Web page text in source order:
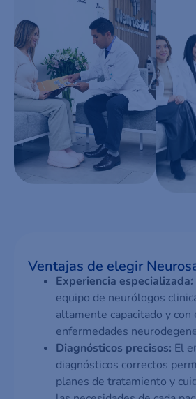
Ventajas de elegir
Experiencia especializada:
equipo de neurólogos
altamente capacitado y con
enfermedades
Diagnósticos precisos: El
diagnósticos correctos
planes de tratamiento y